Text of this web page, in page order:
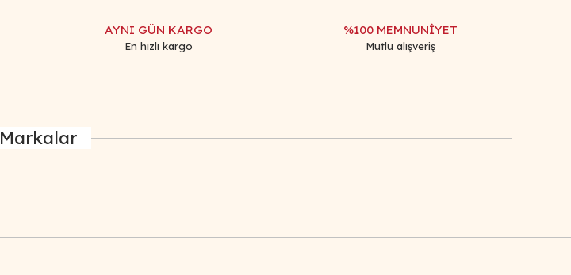
AYNI GÜN KARGO
En hızlı kargo
%100 MEMNUNİYET
Mutlu alışveriş
Markalar